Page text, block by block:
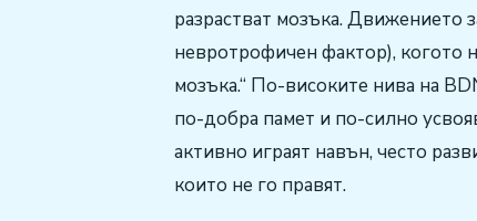
разрастват мозъка. Движението
невротрофичен фактор), когото
мозъка.“ По-високите нива на
по-добра памет и по-силно
активно играят навън, често
които не го правят.